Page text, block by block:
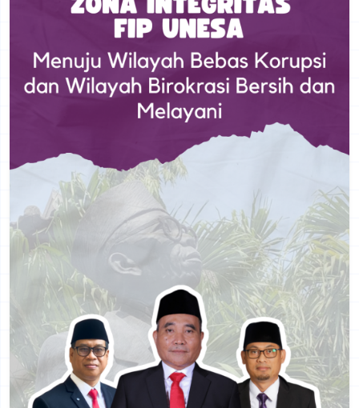
SIP FIP Handal
Layanan Digital Terpadu